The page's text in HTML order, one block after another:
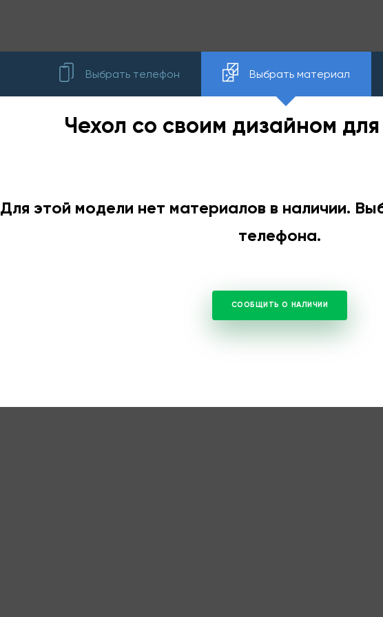
Выбрать телефон Выбрать материал
Чехол со своим дизайном
Для этой модели нет материалов в наличии.
телефона.
СООБЩИТЬ О НАЛИЧИИ